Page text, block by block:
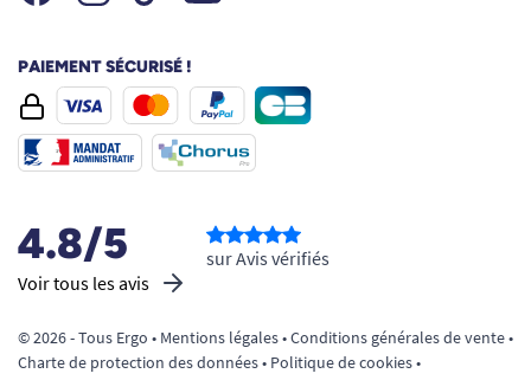
PAIEMENT SÉCURISÉ !
4.8/5
Voir tous les avis
sur Avis vérifiés
© 2026 - Tous Ergo • Mentions légales•Conditions générales de vente•
Charte de protection des données• Politique de cookies•